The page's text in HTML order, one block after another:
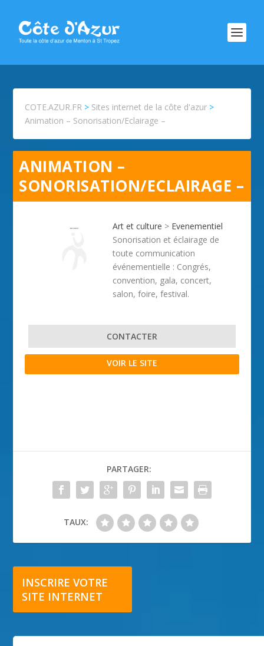
COTE.AZUR.FR > Sites internet de la côte d'azur >
Animation – Sonorisation/Eclairage –
ANIMATION –
SONORISATION/ECLAIRAGE –
Art et culture > Evenementiel
Sonorisation et éclairage de
toute communication
événementielle : Congrés,
convention, gala, concert,
salon, foire, festival.
CONTACTER
VOIR LE SITE
PARTAGER:
TAUX:
INSCRIRE VOTRE
SITE INTERNET